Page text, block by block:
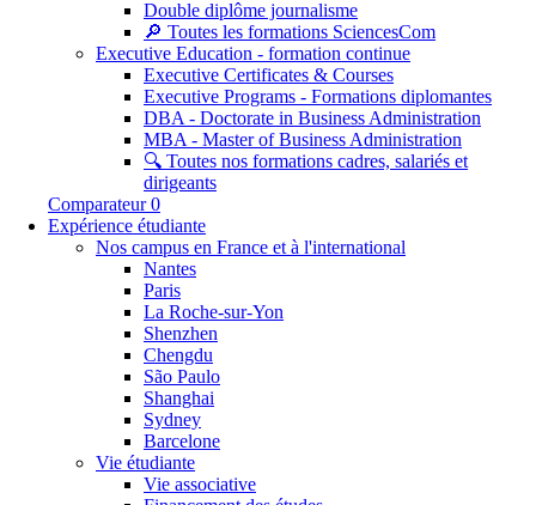
Double diplôme journalisme
🔎 Toutes les formations SciencesCom
Executive Education - formation continue
Executive Certificates & Courses
Executive Programs - Formations diplomantes
DBA - Doctorate in Business Administration
MBA - Master of Business Administration
🔍 Toutes nos formations cadres, salariés et
dirigeants
Comparateur 0
Expérience étudiante
Nos campus en France et à l'international
Nantes
Paris
La Roche-sur-Yon
Shenzhen
Chengdu
São Paulo
Shanghai
Sydney
Barcelone
Vie étudiante
Vie associative